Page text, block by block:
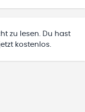
zu lesen. Du hast
kostenlos.